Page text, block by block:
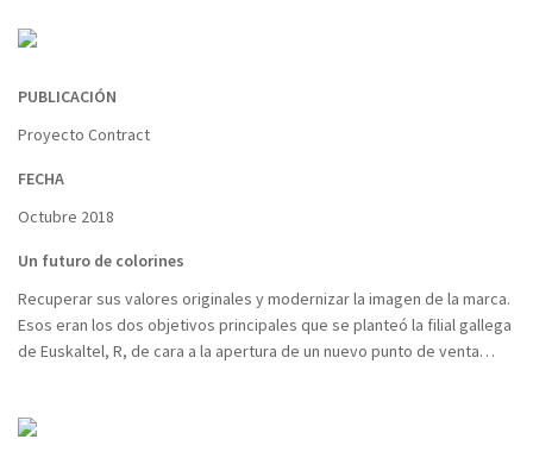
PUBLICACIÓN
Proyecto Contract
FECHA
Octubre 2018
Un futuro de colorines
Recuperar sus valores originales y modernizar la imagen de la marca.
Esos eran los dos objetivos principales que se planteó la filial gallega
de Euskaltel, R, de cara a la apertura de un nuevo punto de venta…